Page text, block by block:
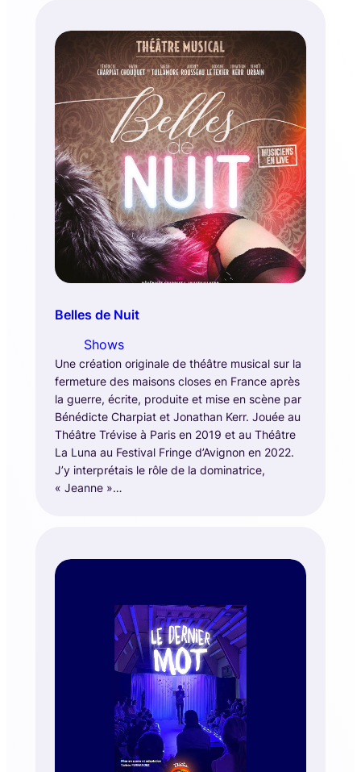
Belles de Nuit
Shows
Une création originale de théâtre musical sur la
fermeture des maisons closes en France après
la guerre, écrite, produite et mise en scène par
Bénédicte Charpiat et Jonathan Kerr. Jouée au
Théâtre Trévise à Paris en 2019 et au Théâtre
La Luna au Festival Fringe d’Avignon en 2022.
J’y interprétais le rôle de la dominatrice,
« Jeanne »…